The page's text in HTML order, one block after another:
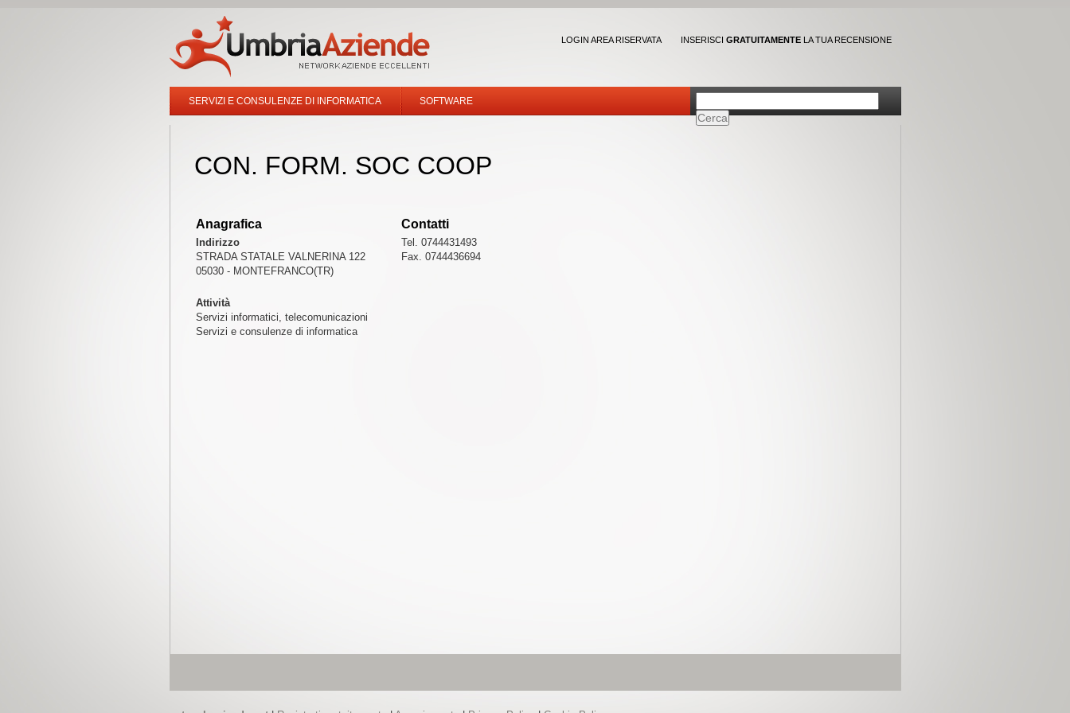
LOGIN AREA RISERVATA INSERISCI GRATUITAMENTELA TUA RECENSIONE
SERVIZI E CONSULENZE DI INFORMATICA SOFTWARE
CON. FORM. SOC COOP
Anagrafica
Indirizzo
STRADA STATALE VALNERINA 122
05030 - MONTEFRANCO(TR)
Contatti
Tel. 0744431493
Fax. 0744436694
Attività
Servizi informatici, telecomunicazioni
Servizi e consulenze di informatica